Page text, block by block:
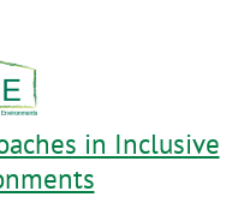
in Inclusive